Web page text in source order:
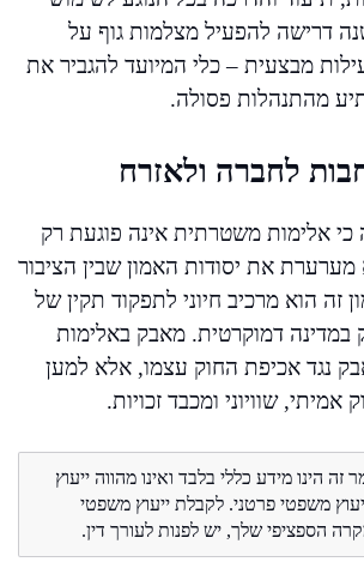
דרישה להפעיל מצלמות גוף על
מבצעית – כלי המיועד להגביר את
מהתנהלות פסולה.
לחברה ולאזרח
כי אלימות משטרתית אינה פוגעת רק
את יסודות האמון שבין הציבור
זה הוא מרכיב חיוני לתפקוד תקין של
דמוקרטית. מאבק באלימות
נגד אכיפת החוק עצמו, אלא למען
אמיתי, שוויוני ומכבד זכויות.
הינו מידע כללי בלבד ואינו מהווה ייעוץ
משפטי פרטני. לקבלת ייעוץ משפטי
הספציפי שלך, יש לפנות לעורך דין.